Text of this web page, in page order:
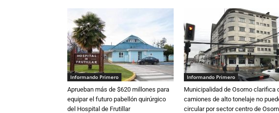
Informando Primero
Aprueban más de $620 millones para
equipar el futuro pabellón quirúrgico
del Hospital de Frutillar
Informando Primero
Municipalidad de Osorno clarifica
camiones de alto tonelaje no
circular por sector centro de